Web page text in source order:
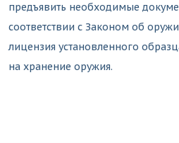
предъявить необходимые
соответствии с Законом об
лицензия установленного
на хранение оружия.